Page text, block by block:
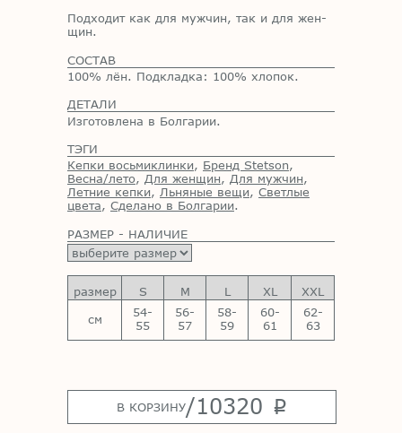
Под­хо­дит как для муж­чин, так и для жен­
щин.
СОСТАВ
100% лён. Подкладка: 100% хлопок.
ДЕТАЛИ
Изготовлена в Болгарии.
ТЭГИ
Кепки восьмиклинки, Бренд Stetson,
Весна/лето, Для женщин, Для мужчин,
Летние кепки, Льняные вещи, Светлые
цвета, Сделано в Болгарии.
РАЗМЕР - НАЛИЧИЕ
размер S M L XL
XXL
см
54-
55
56-
57
58-
59
60-
61
62-
63
В КОРЗИНУ/10320 p